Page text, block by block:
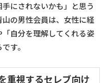
にされないかも」と思う
の男性会員は、女性に経
自分を理解してくれる姿
す。
重視するセレブ向け